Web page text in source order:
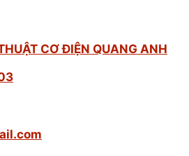
CƠ ĐIỆN QUANG ANH